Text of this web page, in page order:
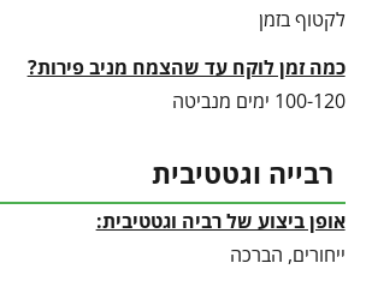
לקטוף בזמן
כמה זמן לוקח עד שהצמח מניב פירות?
100-120 ימים מנביטה
רבייה וגטטיבית
אופן ביצוע של רביה וגטטיבית:
ייחורים, הברכה